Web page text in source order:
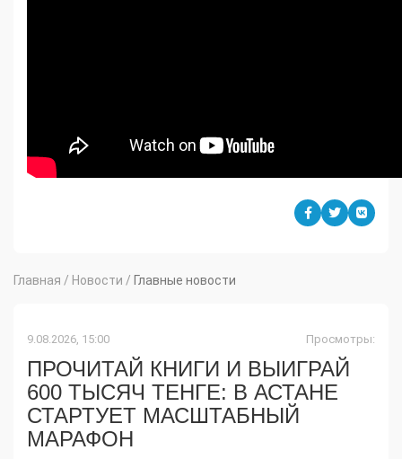
Главная / Новости / Главные новости
9.08.2026, 15:00 Просмотры:
ПРОЧИТАЙ КНИГИ И ВЫИГРАЙ
600 ТЫСЯЧ ТЕНГЕ: В АСТАНЕ
СТАРТУЕТ МАСШТАБНЫЙ
МАРАФОН